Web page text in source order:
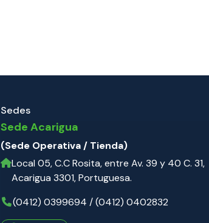
Sedes
Sede Acarigua
(Sede Operativa / Tienda)
Local 05, C.C Rosita, entre Av. 39 y 40 C. 31,
Acarigua 3301, Portuguesa.
(0412) 0399694 / (0412) 0402832